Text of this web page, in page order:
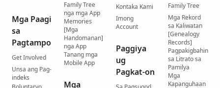
Mga Paagi
sa
Pagtampo
Get Involved
Unsa ang Pag-
indeks
Family Tree
nga mga App
Memories
[Mga
Handomanan]
nga App
Tanang mga
Mobile App
Mga
Kontaka Kami
Imong
Account
Paggiya
ug
Pagkat-on
Family Tree
Mga Rekord
sa Kaliwatan
[Genealogy
Records]
Pagpakigbahin
sa Litrato sa
Pamilya
Mga
Kapanguhaan